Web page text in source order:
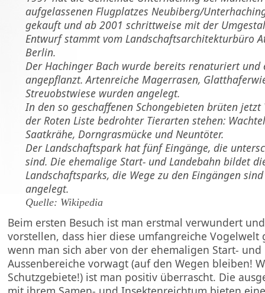
aufgelassenen Flugplatzes Neubiberg/
gekauft und ab 2001 schrittweise mit der
Entwurf stammt vom Landschaftsarchitekturbüro
Berlin.
Der Hachinger Bach wurde bereits renaturiert und
angepflanzt. Artenreiche Magerrasen,
Streuobstwiese wurden angelegt.
In den so geschaffenen Schongebieten brüten
der Roten Liste bedrohter Tierarten stehen:
Saatkrähe, Dorngrasmücke und Neuntöter.
Der Landschaftspark hat fünf Eingänge, die
sind. Die ehemalige Start- und Landebahn bildet
Landschaftsparks, die Wege zu den Eingängen
angelegt.
Quelle: Wikipedia
Beim ersten Besuch ist man erstmal verwundert
vorstellen, dass hier diese umfangreiche Vogelwelt
wenn man sich aber von der ehemaligen Start-
Aussenbereiche vorwagt (auf den Wegen bleiben!
Schutzgebiete!) ist man positiv überrascht. Die